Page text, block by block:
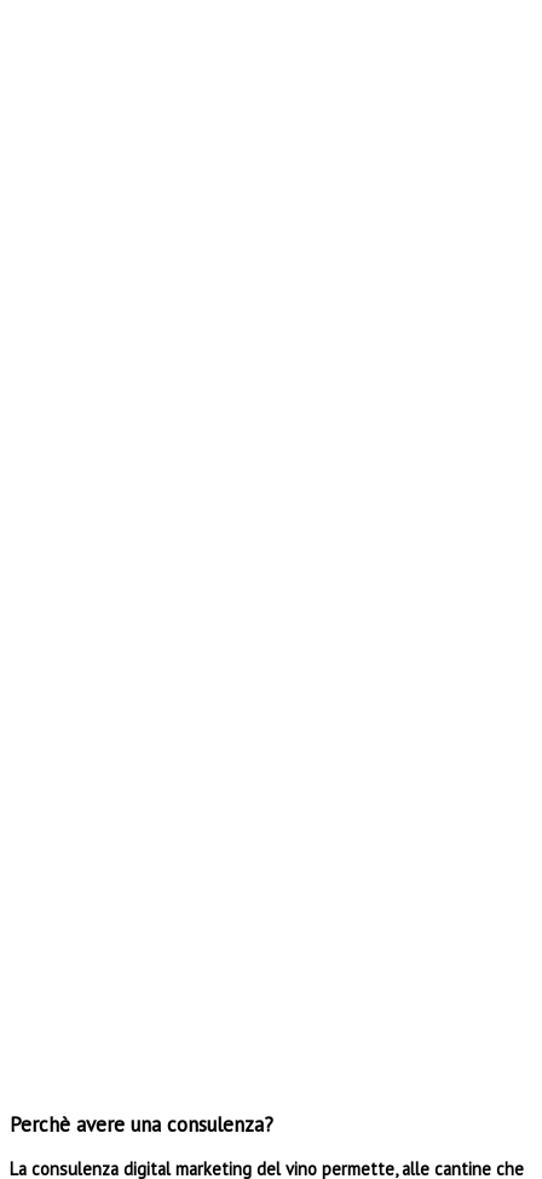
Perchè avere una consulenza?
La consulenza digital marketing del vino permette, alle cantine che